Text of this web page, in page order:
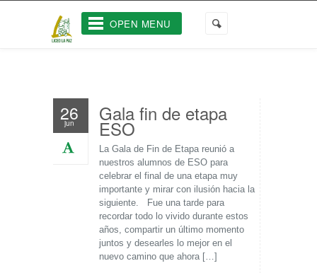
OPEN MENU
26
jun Gala fin de etapa
ESO
La Gala de Fin de Etapa reunió a
nuestros alumnos de ESO para
celebrar el final de una etapa muy
importante y mirar con ilusión hacia la
siguiente. Fue una tarde para
recordar todo lo vivido durante estos
años, compartir un último momento
juntos y desearles lo mejor en el
nuevo camino que ahora […]